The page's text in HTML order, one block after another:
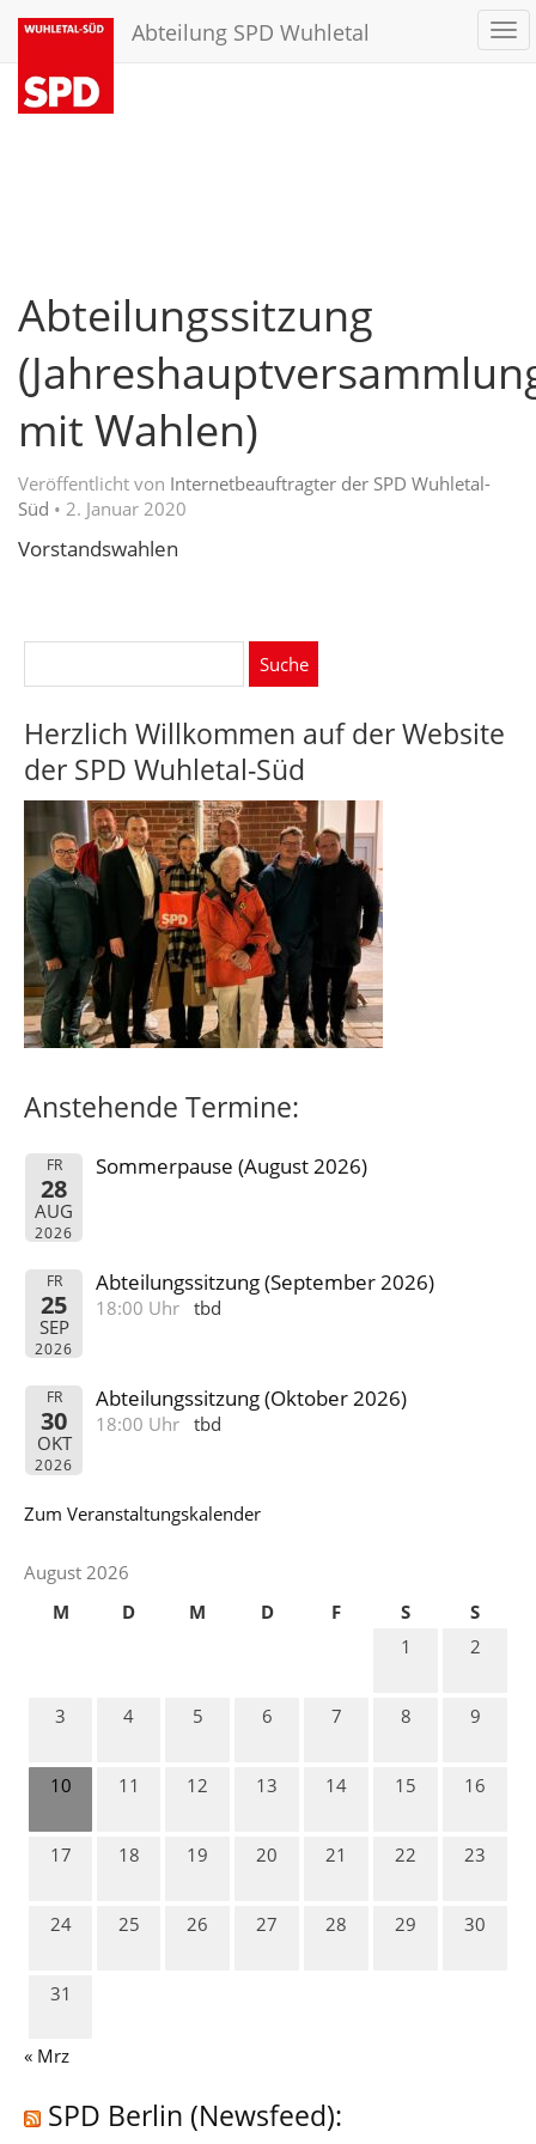
Abteilung SPD Wuhletal
Abteilungssitzung
mit Wahlen)
Veröffentlicht von Internetbeauftragter der SPD Wuhletal-
Süd • 2. Januar 2020
Vorstandswahlen
Herzlich Willkommen auf der Website
der SPD Wuhletal-Süd
Anstehende Termine:
FR
28
AUG
2026
Sommerpause (August 2026)
FR
25
SEP
2026
Abteilungssitzung (September 2026)
18:00 Uhr tbd
FR
30
OKT
2026
Abteilungssitzung (Oktober 2026)
18:00 Uhr tbd
Zum Veranstaltungskalender
August 2026
M
D M D F S
S
1
2
3 4 5 6 7 8 9
10 11 12 13 14 15 16
17 18 19 20 21 22 23
24 25 26 27 28 29 30
31
« Mrz
SPD Berlin (Newsfeed):